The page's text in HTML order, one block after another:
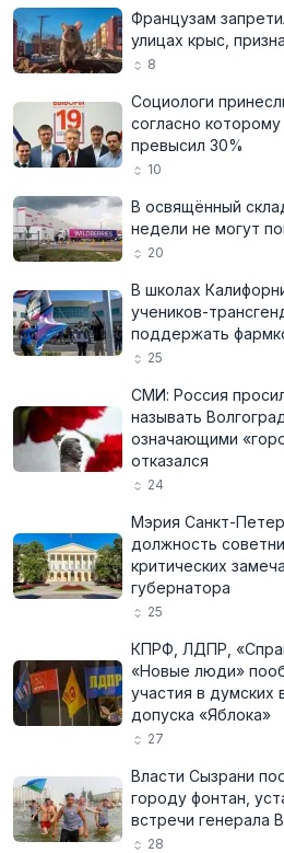
Французам
улицах крыс,
8
Социологи
согласно
превысил 30%
10
В освящённый
недели не могут
20
В школах
учеников-
поддержать
25
СМИ: Россия
называть
означающими
отказался
24
Мэрия Санкт-
должность
критических
губернатора
25
КПРФ, ЛДПР,
«Новые люди»
участия в думских
допуска «Яблока»
27
Власти Сызрани
городу фонтан,
встречи генерала
28